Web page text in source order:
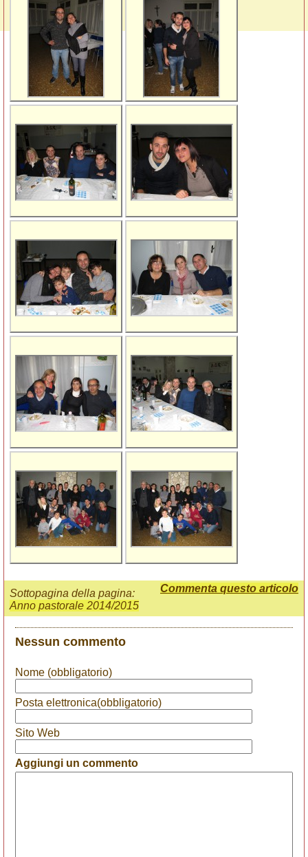
Commenta questo articolo
Sottopagina della pagina:
Anno pastorale 2014/2015
Nessun commento
Nome (obbligatorio)
Posta elettronica(obbligatorio)
Sito Web
Aggiungi un commento